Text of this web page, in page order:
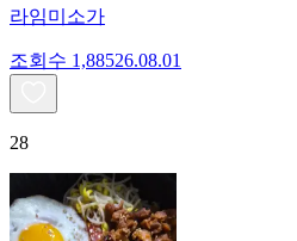
라임미소가
조회수 1,88526.08.01
28